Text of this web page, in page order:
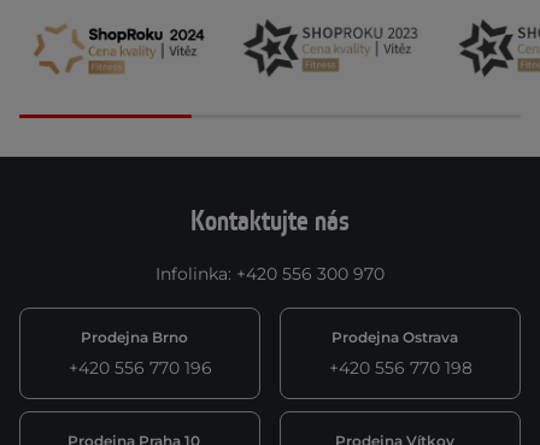
Kontaktujte nás
Infolinka: +420 556 300 970
Prodejna Brno
+420 556 770 196
Prodejna Ostrava
+420 556 770 198
Prodejna Praha 10 Prodejna Vítkov